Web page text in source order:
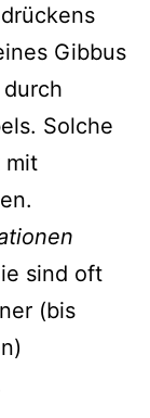
Gibbus
Solche
mit
sind oft
(bis